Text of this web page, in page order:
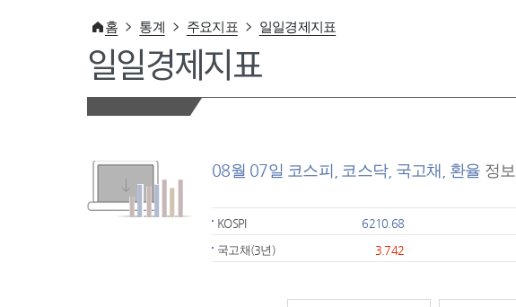
홈 통계 주요지표 일일경제지표
일일경제지표
08월 07일 코스피, 코스닥, 국고채, 환율 정
KOSPI 6210.68
국고채(3년)
3.742